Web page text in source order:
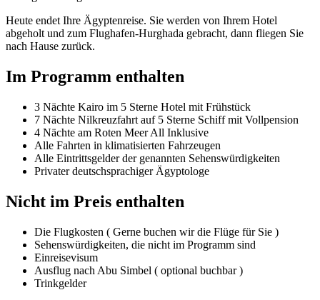
Heute endet Ihre Ägyptenreise. Sie werden von Ihrem Hotel
abgeholt und zum Flughafen-Hurghada gebracht, dann fliegen Sie
nach Hause zurück.
Im Programm enthalten
3 Nächte Kairo im 5 Sterne Hotel mit Frühstück
7 Nächte Nilkreuzfahrt auf 5 Sterne Schiff mit Vollpension
4 Nächte am Roten Meer All Inklusive
Alle Fahrten in klimatisierten Fahrzeugen
Alle Eintrittsgelder der genannten Sehenswürdigkeiten
Privater deutschsprachiger Ägyptologe
Nicht im Preis enthalten
Die Flugkosten ( Gerne buchen wir die Flüge für Sie )
Sehenswürdigkeiten, die nicht im Programm sind
Einreisevisum
Ausflug nach Abu Simbel ( optional buchbar )
Trinkgelder